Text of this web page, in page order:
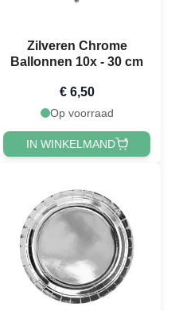
Zilveren Chrome
Ballonnen 10x - 30 cm
€ 6,50
Op voorraad
IN WINKELMAND